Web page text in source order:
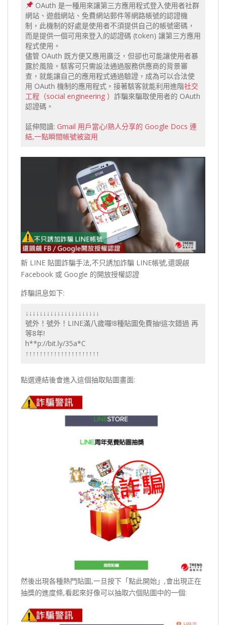
OAuth 是一種用來讓第三方應用程式登入使用者社群
網站、遊戲網站、免費網站郵件等網路帳號的認證機
制，此機制的好處是使用者不須提供自己的帳號密碼，
而是提供一個可用來登入的認證碼 (token) 讓第三方應用
程式使用。
儘管 OAuth 既方便又應用廣泛，但卻也可能讓使用者暴
露於風險。駭客可只需設法通過服務供應商的背景審
查，就能讓自己的應用程式通過驗證，成為可以合法使
用 OAuth 機制的應用程式。接著駭客就能利用進階社交
工程（social engineering ） 詐騙來騙取使用者的 OAuth
認證碼。
延伸閱讀: Gmail 用戶當心!熟人分享的 Google Docs 連
結,一點瞬間帳號被盜用
新 LINE 貼圖詐騙手法,不只誘加詐騙 LINE帳號,還覬覦
Facebook 或 Google 的開放授權認證
詐騙訊息如下:
↓↓↓↓↓↓↓↓↓↓↓↓↓↓↓↓↓↓↓↓↓
號外！號外！LINE滿八歲囉!8種貼圖免費抽!這次錯過 再
等8年!
h**p://bit.ly/35a*C
↑↑↑↑↑↑↑↑↑↑↑↑↑↑↑↑↑↑↑↑↑
點選連結後會進入這個抽取貼圖畫面:
然後出現各種熱門貼圖,一旦按下「點此開始」,會出現正在
抽獎的進度條,看起來好像可以抽取六個貼圖中的一個: